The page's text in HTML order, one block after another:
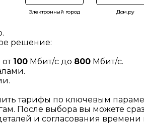
Электронный город Дом.ру
решение:
от 100 Мбит/с до 800 Мбит/с.
тарифы по ключевым
После выбора вы можете
и согласования времени